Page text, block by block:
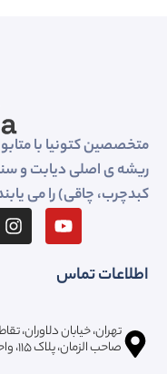
متخصصین کتونیا با
ریشه ی اصلی دیابت و
کبدچرب، چاقی) را می
اطلاعات تماس
تهران، خیابان دلاوران،
صاحب الزمان، پلاک ۱۱۵، واحد ۷، آسانسور ۱، طبقه 1، کدپستی: ۱۶۸۶۶۱۴۵۷۱